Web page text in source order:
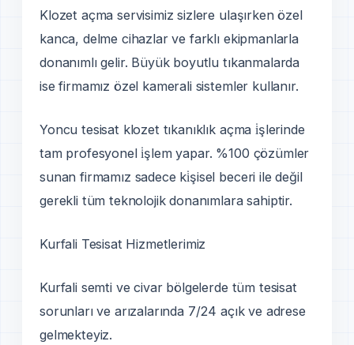
Klozet açma servisimiz sizlere ulaşırken özel
kanca, delme cihazlar ve farklı ekipmanlarla
donanımlı gelir. Büyük boyutlu tıkanmalarda
ise firmamız özel kamerali sistemler kullanır.
Yoncu tesisat klozet tıkanıklık açma i̇şlerinde
tam profesyonel i̇şlem yapar. %100 çözümler
sunan firmamız sadece ki̇şisel beceri ile değil
gerekli tüm teknolojik donanımlara sahiptir.
Kurfali Tesisat Hizmetlerimiz
Kurfali semti ve civar bölgelerde tüm tesisat
sorunları ve arızalarında 7/24 açık ve adrese
gelmekteyiz.